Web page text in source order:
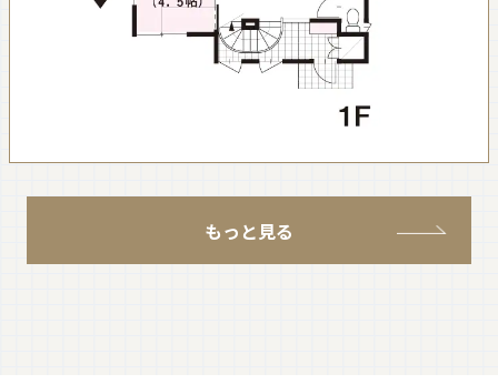
もっと見る